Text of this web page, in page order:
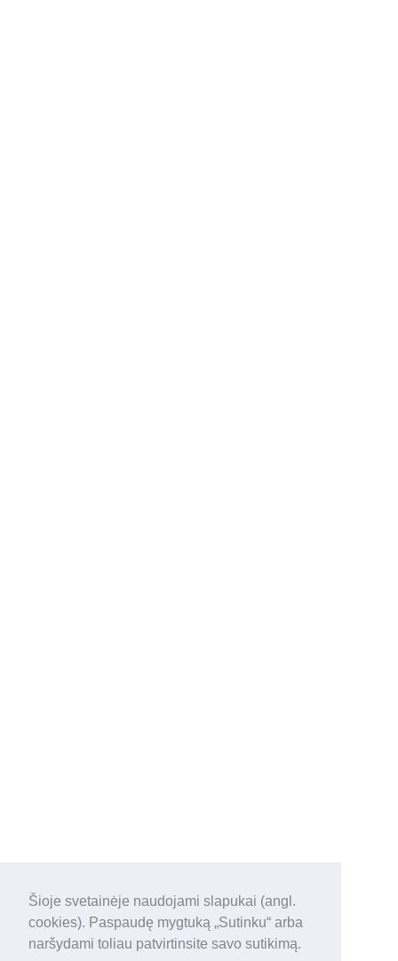
Šioje svetainėje naudojami slapukai (angl.
cookies). Paspaudę mygtuką „Sutinku“ arba
naršydami toliau patvirtinsite savo sutikimą.